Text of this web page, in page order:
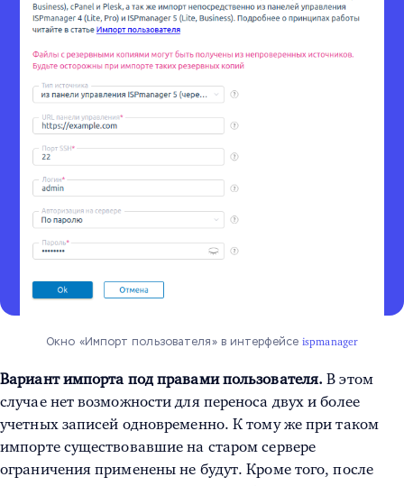
Окно «Импорт пользователя» в интерфейсе ispmanager
Вариант импорта под правами пользователя.В этом
случае нет возможности для переноса двух и более
учетных записей одновременно. К тому же при таком
импорте существовавшие на старом сервере
ограничения применены не будут. Кроме того, после